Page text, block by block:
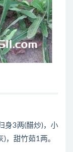
身3两(醋炒)，小
，甜竹茹1两。